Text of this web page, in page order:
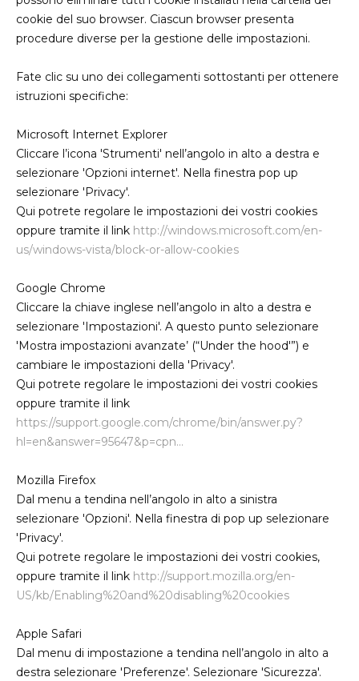
cookie del suo browser. Ciascun browser presenta
procedure diverse per la gestione delle impostazioni.
Fate clic su uno dei collegamenti sottostanti per ottenere
istruzioni specifiche:
Microsoft Internet Explorer
Cliccare l’icona 'Strumenti' nell’angolo in alto a destra e
selezionare 'Opzioni internet'. Nella finestra pop up
selezionare 'Privacy'.
Qui potrete regolare le impostazioni dei vostri cookies
oppure tramite il link http://windows.microsoft.com/en-
us/windows-vista/block-or-allow-cookies
Google Chrome
Cliccare la chiave inglese nell’angolo in alto a destra e
selezionare 'Impostazioni'. A questo punto selezionare
'Mostra impostazioni avanzate’ (“Under the hood'”) e
cambiare le impostazioni della 'Privacy'.
Qui potrete regolare le impostazioni dei vostri cookies
oppure tramite il link
https://support.google.com/chrome/bin/answer.py?
hl=en&answer=95647&p=cpn...
Mozilla Firefox
Dal menu a tendina nell’angolo in alto a sinistra
selezionare 'Opzioni'. Nella finestra di pop up selezionare
'Privacy'.
Qui potrete regolare le impostazioni dei vostri cookies,
oppure tramite il link http://support.mozilla.org/en-
US/kb/Enabling%20and%20disabling%20cookies
Apple Safari
Dal menu di impostazione a tendina nell’angolo in alto a
destra selezionare 'Preferenze'. Selezionare 'Sicurezza'.